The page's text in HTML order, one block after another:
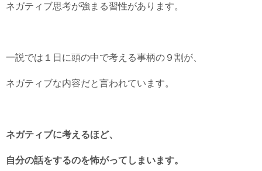
ネガティブ思考が強まる習性があります。
一説では１日に頭の中で考える事柄の９割が、
ネガティブな内容だと言われています。
ネガティブに考えるほど、
自分の話をするのを怖がってしまいます。